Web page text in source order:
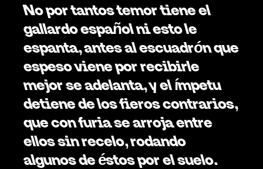
No por tantos temor tiene el
gallardo español ni esto le
espanta, antes al escuadrón que
espeso viene por recibirle
mejor se adelanta, y el ímpetu
detiene de los fieros contrarios,
que con furia se arroja entre
ellos sin recelo, rodando
algunos de éstos por el suelo.